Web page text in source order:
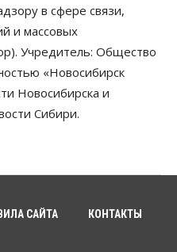
исполнительные
Общество
интеллект предлагают
лекарств в
в сфере связи,
и массовых
Учредитель: Общество
«Новосибирск
Новосибирска и
Сибири.
САЙТА КОНТАКТЫ